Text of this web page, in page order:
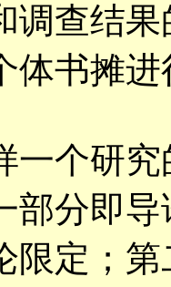
调查结
体书摊
个研究
部分即
限定；